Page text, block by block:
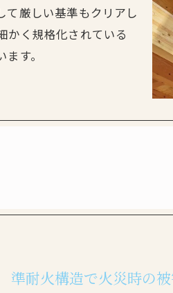
て厳しい基準もクリアし
かく規格化されている
す。
準耐火構造で火災時の